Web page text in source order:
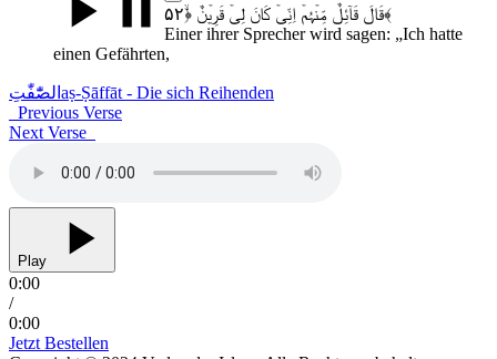
قَالَ قَآئِلٌ مِّنۡہُمۡ اِنِّیۡ کَانَ لِیۡ قَرِیۡنٌ ﴿ۙ۵۲﴾
Einer ihrer Sprecher wird sagen: „Ich hatte
einen Gefährten,
الصّٰٓفّٰتِ aṣ-Ṣāffāt - Die sich Reihenden
Previous Verse
Next Verse
Play
0:00
/
0:00
Jetzt Bestellen